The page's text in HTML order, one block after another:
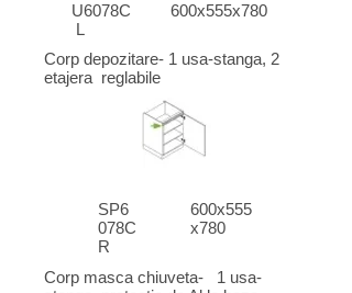
U6078C
L
600x555x780
Corp depozitare- 1 usa-stanga, 2
etajera reglabile
SP6
078C
R
600x555
x780
Corp masca chiuveta- 1 usa-